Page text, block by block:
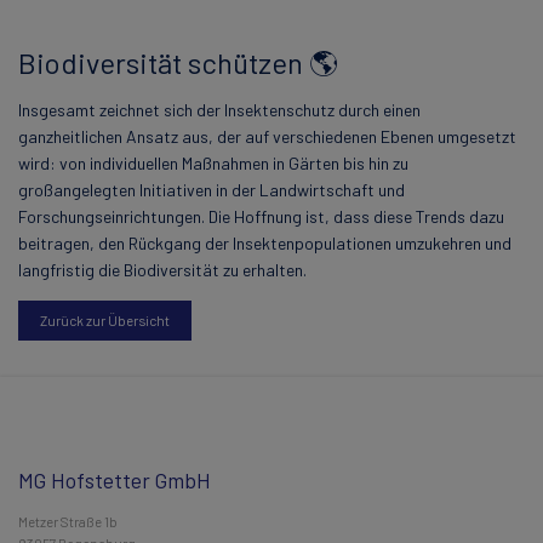
Zurück zur Übersicht
Biodiversität schützen 🌎
Insgesamt zeichnet sich der Insektenschutz durch einen
ganzheitlichen Ansatz aus, der auf verschiedenen Ebenen umgesetzt
wird: von individuellen Maßnahmen in Gärten bis hin zu
großangelegten Initiativen in der Landwirtschaft und
Forschungseinrichtungen. Die Hoffnung ist, dass diese Trends dazu
beitragen, den Rückgang der Insektenpopulationen umzukehren und
langfristig die Biodiversität zu erhalten.
MG Hofstetter GmbH
Metzer Straße 1b